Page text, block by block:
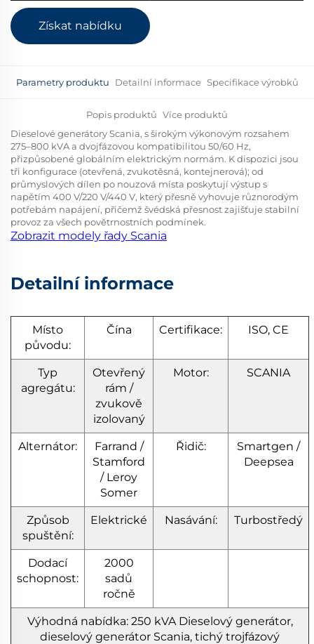
Získat nabídku
Parametry produktu Detailní informace Specifikace výrobků
Popis produktů Více produktů
Dieselové generátory Scania, s širokým výkonovým rozsahem
275–800 kVA a dvojfázovou kompatibilitou 50/60 Hz,
přizpůsobené globálním elektrickým normám. K dispozici jsou
tři konfigurace (otevřená, zvukotěsná, kontejnerová); od
průmyslových dílen po nouzová místa poskytují výstup s
napětím 400 V/220 V/440 V, který přesně vyhovuje různorodým
potřebám napájení, přičemž švédská přesnost zajišťuje stabilní
provoz za všech povětrnostních podmínek.
Zobrazit modely řady Scania
Detailní informace
Místo
původu:
Čína Certifikace: ISO, CE
Typ
agregátu:
Otevřený
rám /
zvukově
izolovaný
Motor: SCANIA
Alternátor:
Farrand /
Stamford
/ Leroy
Somer
Řidič:
Smartgen /
Deepsea
Způsob
spuštění:
Elektrické Nasávání: Turbostředý
Dodací
schopnost:
2000
sadů
ročně
Výhodná nabídka: 250 kVA Dieselový generátor,
dieselový generátor Scania, tichý trojfázový